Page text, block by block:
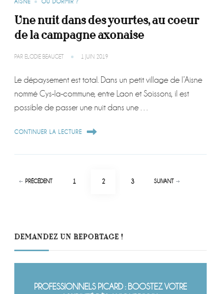
AISNE OÙ DORMIR ?
Une nuit dans des yourtes, au coeur
de la campagne axonaise
PAR ELODIE BEAUGET 1 JUIN 2019
Le dépaysement est total. Dans un petit village de l’Aisne
nommé Cys-la-commune, entre Laon et Soissons, il est
possible de passer une nuit dans une …
CONTINUER LA LECTURE
Pagination
PRÉCÉDENT PAGE
1 PAGE
2 PAGE
3 SUIVANT
DEMANDEZ UN REPORTAGE !
PROFESSIONNELS PICARD : BOOSTEZ VOTRE